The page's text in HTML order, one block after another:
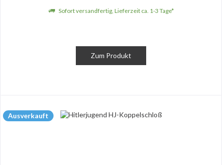
Sofort versandfertig, Lieferzeit ca. 1-3 Tage*
Zum Produkt
Ausverkauft